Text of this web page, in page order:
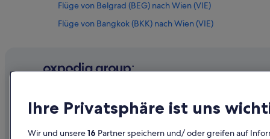
Flüge von Belgrad (BEG) nach Wien (VIE)
Flüge von Bangkok (BKK) nach Wien (VIE)
Flüge von Kakana (CBD) nach Wien (VIE)
Flüge von Köln (CGN) nach Wien (VIE)
Unternehmen Erkunden
Reiseführer
Ihre Privatsphäre ist uns
Wir und unsere16 Partner speichern und/ oder greifen auf